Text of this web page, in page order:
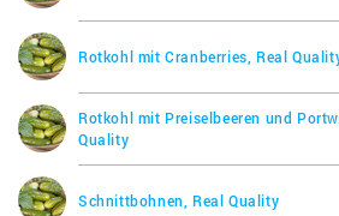
Rotkohl mit Cranberries, Real
Rotkohl mit Preiselbeeren und
Quality
Schnittbohnen, Real Quality